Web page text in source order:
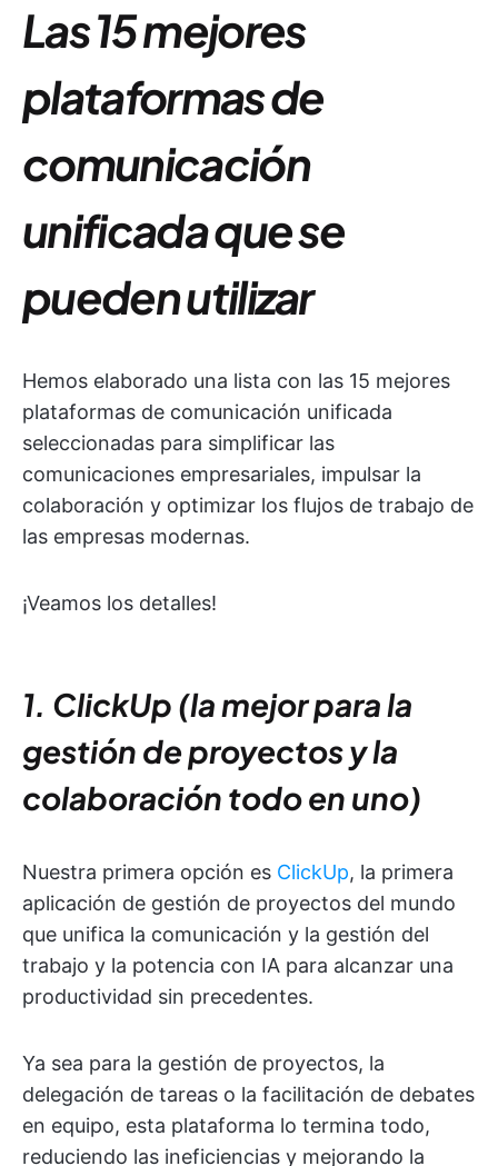
Las 15 mejores
plataformas de
comunicación
unificada que se
pueden utilizar
Hemos elaborado una lista con las 15 mejores
plataformas de comunicación unificada
seleccionadas para simplificar las
comunicaciones empresariales, impulsar la
colaboración y optimizar los flujos de trabajo de
las empresas modernas.
¡Veamos los detalles!
1. ClickUp (la mejor para la
gestión de proyectos y la
colaboración todo en uno)
Nuestra primera opción es ClickUp, la primera
aplicación de gestión de proyectos del mundo
que unifica la comunicación y la gestión del
trabajo y la potencia con IA para alcanzar una
productividad sin precedentes.
Ya sea para la gestión de proyectos, la
delegación de tareas o la facilitación de debates
en equipo, esta plataforma lo termina todo,
reduciendo las ineficiencias y mejorando la